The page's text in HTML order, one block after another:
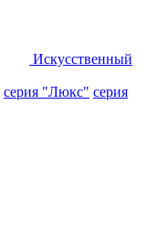
Искусственный
серия "Люкс" серия